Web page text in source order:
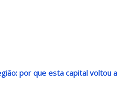
por que esta capital voltou a